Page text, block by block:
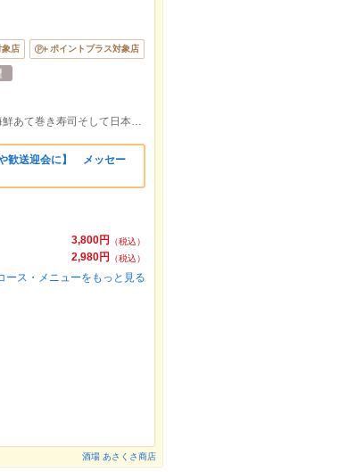
象店 ポイントプラス対象店
各線浅草駅から徒歩1分★☆大山鶏を使った串焼きと海鮮あて巻き寿司そして日本酒が美味しいお店☆
歓送迎会に】 メッセー
3,800円
（税込）
2,980円
（税込）
ース・メニューをもっと見る
酒場 あさくさ商店